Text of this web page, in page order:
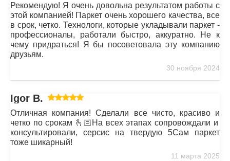
Рекомендую! Я очень довольна результатом работы с
этой компанией! Паркет очень хорошего качества, все
в срок, четко. Технологи, которые укладывали паркет -
профессионалы, работали быстро, аккуратно. Не к
чему придраться! Я бы посоветовала эту компанию
друзьям.
30 ноября 2024
Igor B.
Отличная компания! Сделали все чисто, красиво и
четко по срокам 🫰🏻На всех этапах сопровождали и
консультировали, серсис на твердую 5Сам паркет
тоже шикарный!
11 марта 2025